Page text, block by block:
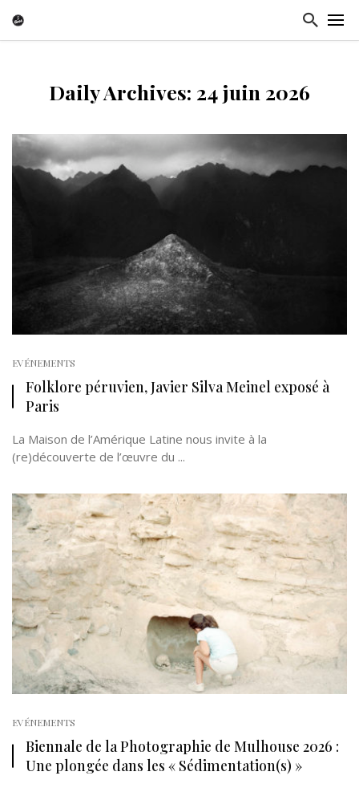
Daily Archives: 24 juin 2026
EVÉNEMENTS
Folklore péruvien, Javier Silva Meinel exposé à
Paris
La Maison de l’Amérique Latine nous invite à la
(re)découverte de l’œuvre du ...
EVÉNEMENTS
Biennale de la Photographie de Mulhouse 2026 :
Une plongée dans les « Sédimentation(s) »